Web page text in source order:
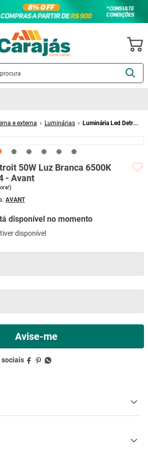
e externa Luminárias
Luminária Led Detroit
50W Luz Branca 6500K
- Avant
AVANT
disponível no momento
disponível